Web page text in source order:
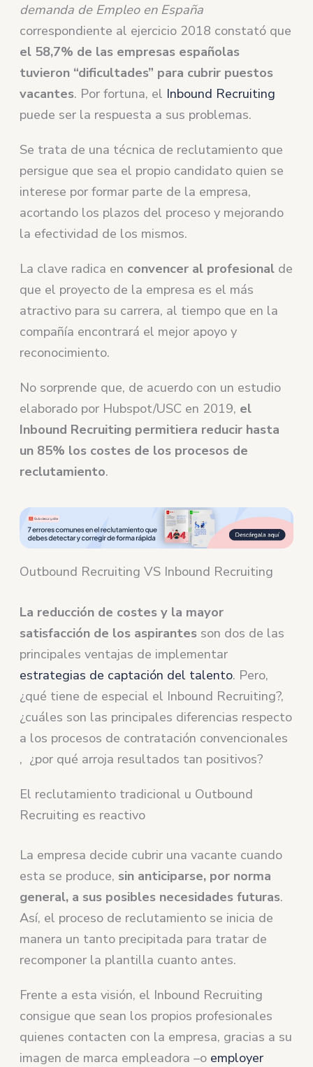
demanda de Empleo en España
correspondiente al ejercicio 2018 constató que
el 58,7% de las empresas españolas
tuvieron “dificultades” para cubrir puestos
vacantes. Por fortuna, el Inbound Recruiting
puede ser la respuesta a sus problemas.
Se trata de una técnica de reclutamiento que
persigue que sea el propio candidato quien se
interese por formar parte de la empresa,
acortando los plazos del proceso y mejorando
la efectividad de los mismos.
La clave radica en convencer al profesional de
que el proyecto de la empresa es el más
atractivo para su carrera, al tiempo que en la
compañía encontrará el mejor apoyo y
reconocimiento.
No sorprende que, de acuerdo con un estudio
elaborado por Hubspot/USC en 2019, el
Inbound Recruiting permitiera reducir hasta
un 85% los costes de los procesos de
reclutamiento.
Outbound Recruiting VS Inbound Recruiting
La reducción de costes y la mayor
satisfacción de los aspirantes son dos de las
principales ventajas de implementar
estrategias de captación del talento. Pero,
¿qué tiene de especial el Inbound Recruiting?,
¿cuáles son las principales diferencias respecto
a los procesos de contratación convencionales
, ¿por qué arroja resultados tan positivos?
El reclutamiento tradicional u Outbound
Recruiting es reactivo
La empresa decide cubrir una vacante cuando
esta se produce, sin anticiparse, por norma
general, a sus posibles necesidades futuras.
Así, el proceso de reclutamiento se inicia de
manera un tanto precipitada para tratar de
recomponer la plantilla cuanto antes.
Frente a esta visión, el Inbound Recruiting
consigue que sean los propios profesionales
quienes contacten con la empresa, gracias a su
imagen de marca empleadora –o employer